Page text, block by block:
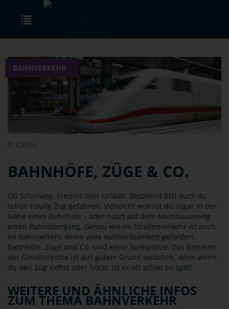
Skip to main content
BAHNVERKEHR
© Canva
BAHNHÖFE, ZÜGE & CO.
Ob Schulweg, Freizeit oder Urlaub: Bestimmt bist auch du
schon häufig Zug gefahren. Vielleicht wohnst du sogar in der
Nähe eines Bahnhofs – oder nutzt auf dem Nachhauseweg
einen Bahnübergang. Genau wie im Straßenverkehr ist auch
im Bahnverkehr deine volle Aufmerksamkeit gefordert.
Bahnhöfe, Züge und Co. sind keine Spielplätze. Das Betreten
der Gleisbereiche ist aus gutem Grund verboten, denn wenn
du den Zug siehst oder hörst, ist es oft schon zu spät!
WEITERE UND ÄHNLICHE INFOS
ZUM THEMA BAHNVERKEHR